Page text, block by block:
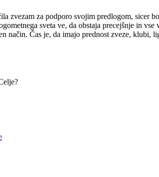
zvezam za podporo svojim predlogom, sicer
sveta ve, da obstaja precejšnje in
način. Čas je, da imajo prednost zveze, klubi,